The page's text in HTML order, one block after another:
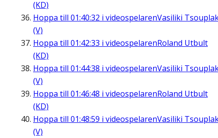
(KD)
Hoppa till 01:40:32 i videospelarenVasiliki
(V)
Hoppa till 01:42:33 i videospelarenRoland Utbult
(KD)
Hoppa till 01:44:38 i videospelarenVasiliki
(V)
Hoppa till 01:46:48 i videospelarenRoland Utbult
(KD)
Hoppa till 01:48:59 i videospelarenVasiliki
(V)